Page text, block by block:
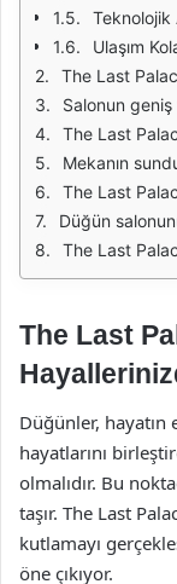
Teknolojik
Ulaşım
The Last Palace Düğün Davet Salonu, hayallerinizdeki kutlama için mükemmel bir mekan
Salonun geniş ve ferah yapısı, büyük davetlerde bile rahat bir alan sunmaktadır.
The Last Palace Düğün Davet Salonu, profesyonel bir ekip tarafından yönetilmektedir. Deneyimli
Mekanın sunduğu teknik altyapı da oldukça gelişmiştir. Ses ve görüntü sistemleri,
The Last Palace Düğün Davet Salonu, konum itibarıyla da oldukça avantajlı bir
Düğün salonunun sunduğu esneklik, farklı temalarda etkinlikler düzenlemenize olanak tanır.
The Last Palace Düğün Davet Salonu, unutulmaz anılar biriktirmeniz için
The Last
Düğünler,
hayatlarını
olmalıdır. Bu
taşır. The Last
kutlamayı
öne çıkıyor.